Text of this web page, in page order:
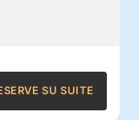
SU SUITE